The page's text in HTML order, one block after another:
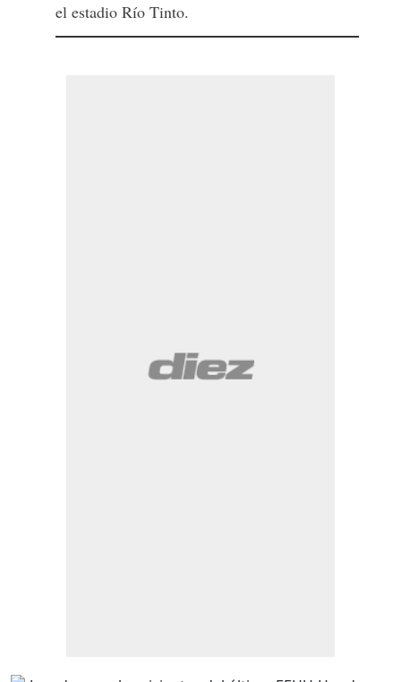
el estadio Río Tinto.